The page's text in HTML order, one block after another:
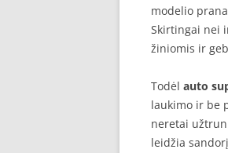
modelio
Skirtingai nei
žiniomis ir
Todėl auto
laukimo ir be
neretai
leidžia